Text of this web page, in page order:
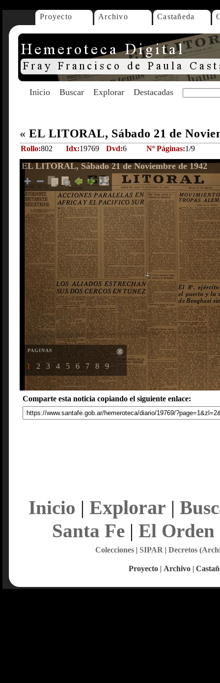
Proyecto Archivo Castañeda
Inicio Buscar Explorar Destacadas
« EL LITORAL, Sábado 21 de
Rollo:802 Idx:19769 Dvd:6 Nº Páginas:1/9
EL LITORAL, Sábado 21 de Noviembre de 1942
PAGINAS
1 2 3 4 5 6 7 8 9
Comparte esta noticia copiando el siguiente enlace:
Inicio | Explorar |
Santa Fe| El Orden
Colecciones| SIPAR | Decretos
Proyecto | Archivo |